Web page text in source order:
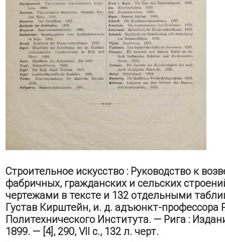
Строительное искусство : Руководство к
фабричных, гражданских и сельских
чертежами в тексте и 132 отдельными
Густав Кирштейн, и. д. адъюнкт-профессора
Политехнического Института. — Рига :
1899. — [4], 290, VII с., 132 л. черт.